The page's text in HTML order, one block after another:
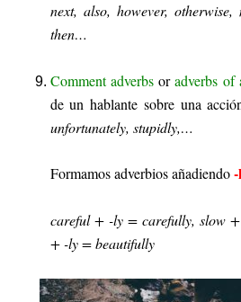
next, also, however, otherwise,
then…
Comment adverbsoradverbs of
de un hablante sobre una
unfortunately, stupidly,…
Formamos adverbios añadiendo
careful + -ly = carefully, slow
+ -ly = beautifully